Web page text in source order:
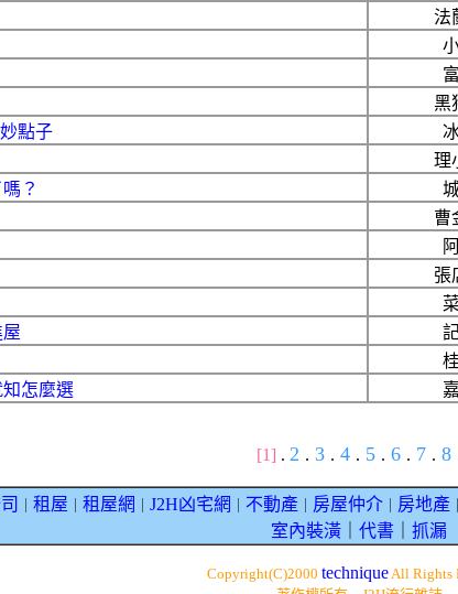
法
黑
點子
理
？
曹
張
怎麼選
[1] . 2 . 3 . 4 . 5 . 6 . 7 . 8
租屋 租屋網 J2H凶宅網 不動產｜ 房屋仲介｜ 房地產｜
室內裝潢
代書 抓漏
Copyright(C)2000 techniqueAll Rights